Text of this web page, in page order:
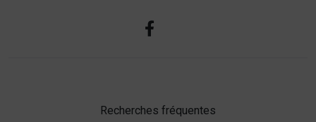
Recherches fréquentes